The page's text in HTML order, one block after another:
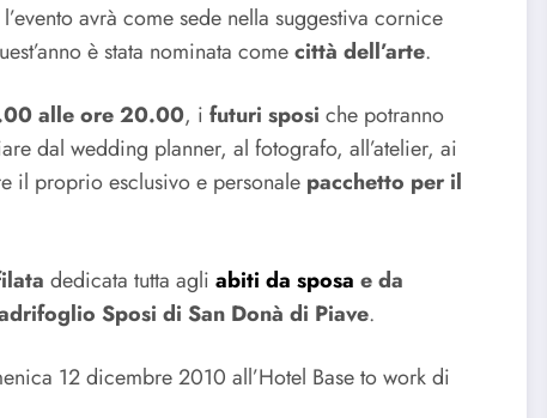
avrà come sede nella suggestiva cornice
è stata nominata comecittà dell’arte.
alle ore 20.00, i futuri sposi che potranno
dal wedding planner, al fotografo, all’atelier, ai
il proprio esclusivo e personale pacchetto per il
dedicata tutta agli abiti da sposa e da
Sposi di San Donà di Piave.
12 dicembre 2010 all’Hotel Base to work di